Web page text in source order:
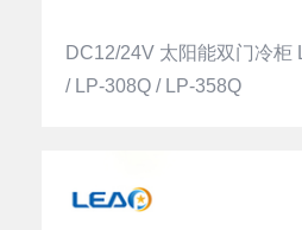
DC12/24V 太阳能双门冷柜
/ LP-308Q / LP-358Q